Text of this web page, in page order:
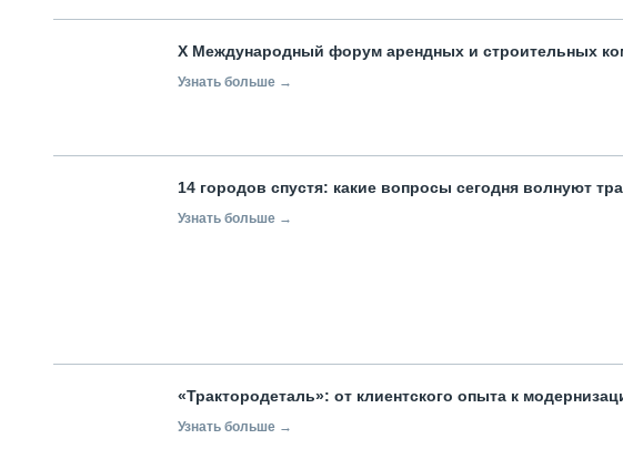
X Международный форум арендных и строительных
Узнать больше →
14 городов спустя: какие вопросы сегодня волнуют
Узнать больше →
«Трактородеталь»: от клиентского опыта к
Узнать больше →